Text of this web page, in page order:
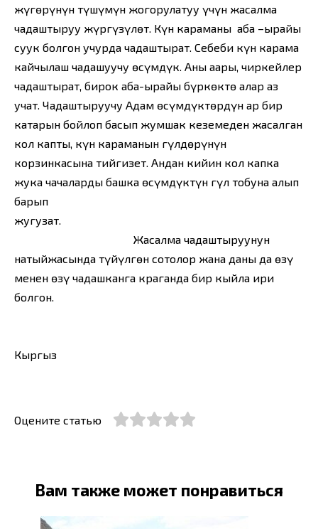
жүгөрүнүн түшүмүн жогорулатуу үчүн жасалма
чаңдаштыруу жүргүзүлөт. Күн караманы аба –ырайы
суук болгон учурда чаңдаштырат. Себеби күн карама
кайчылаш чаңдашуучу өсүмдүк. Аны аары, чиркейлер
чаңдаштырат, бирок аба-ырайы бүркөктө алар аз
учат. Чаңдаштыруучу Адам өсүмдүктөрдүн ар бир
катарын бойлоп басып жумшак кеземеден жасалган
кол капты, күн караманын гүлдөрүнүн
корзинкасына тийгизет. Андан кийин кол капка
жука чаңчаларды башка өсүмдүктүн гүл тобуна алып
барып
жугузат.
Жасалма чаңдаштыруунун
натыйжасында түйүлгөн сотолор жана даны да өзү
менен өзү чаңдашканга краганда бир кыйла ири
болгон.
Кыргыз
Оцените статью
Вам также может понравиться